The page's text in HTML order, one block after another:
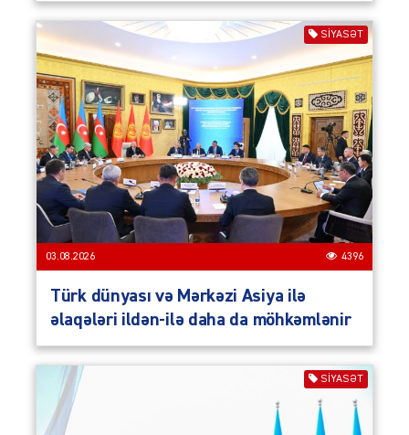
SIYASƏT
03.08.2026 4396
Türk dünyası və Mərkəzi Asiya ilə
əlaqələri ildən-ilə daha da möhkəmlənir
SIYASƏT